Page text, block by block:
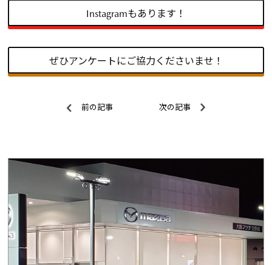
Instagramもあります！
ぜひアンケートにご協力くださいませ！
前の記事 次の記事